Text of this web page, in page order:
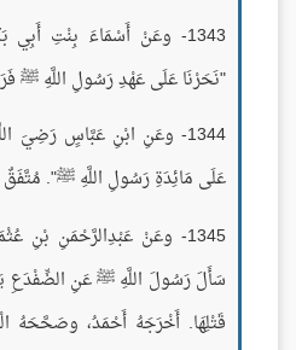
1343- وعَنْ أَسْمَاءَ بِنْتِ
"نَحَرْنَا عَلَى عَهْدِ رَسُولِ اللَّهِ ﷺ
1344- وعَنِ ابْنِ عَبَّاسٍ رَضِيَ
عَلَى مَائِدَةِ رَسُولِ اللَّهِ ﷺ". مُتَّفَقٌ
1345- وعَنْ عَبْدِالرَّحْمَنِ بْنِ عُثْمَانَ الْقُرَشِيِّ
سَأَلَ رَسُولَ اللَّهِ ﷺ عَنِ الضِّفْدَعِ
قَتْلِهَا. أَخْرَجَهُ أَحْمَدُ، وصَحَّحَهُ